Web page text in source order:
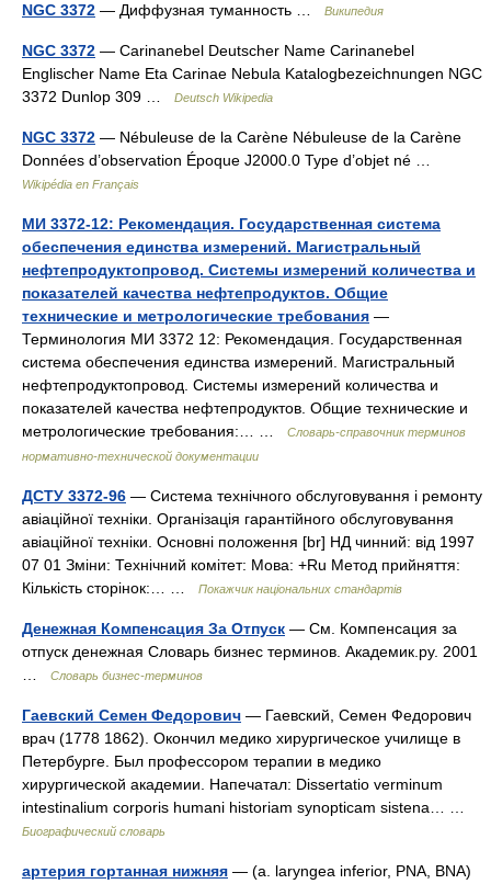
NGC 3372 — Диффузная туманность … Википедия
NGC 3372 — Carinanebel Deutscher Name Carinanebel
Englischer Name Eta Carinae Nebula Katalogbezeichnungen NGC
3372 Dunlop 309 …
Deutsch Wikipedia
NGC 3372 — Nébuleuse de la Carène Nébuleuse de la Carène
Données d’observation Époque J2000.0 Type d’objet né …
Wikipédia en Français
МИ 3372-12: Рекомендация. Государственная система
обеспечения единства измерений. Магистральный
нефтепродуктопровод. Системы измерений количества и
показателей качества нефтепродуктов. Общие
технические и метрологические требования —
Терминология МИ 3372 12: Рекомендация. Государственная
система обеспечения единства измерений. Магистральный
нефтепродуктопровод. Системы измерений количества и
показателей качества нефтепродуктов. Общие технические и
метрологические требования:… …
Словарь-справочник терминов
нормативно-технической документации
ДСТУ 3372-96 — Система технічного обслуговування і ремонту
авіаційної техніки. Організація гарантійного обслуговування
авіаційної техніки. Основні положення [br] НД чинний: від 1997
07 01 Зміни: Технічний комітет: Мова: +Ru Метод прийняття:
Кількість сторінок:… …
Покажчик національних стандартів
Денежная Компенсация За Отпуск — См. Компенсация за
отпуск денежная Словарь бизнес терминов. Академик.ру. 2001
Словарь бизнес-терминов
Гаевский Семен Федорович — Гаевский, Семен Федорович
врач (1778 1862). Окончил медико хирургическое училище в
Петербурге. Был профессором терапии в медико
хирургической академии. Напечатал: Dissertatio verminum
intestinalium corporis humani historiam synopticam sistena… …
Биографический словарь
артерия гортанная нижняя — (а. laryngea inferior, PNA, BNA)